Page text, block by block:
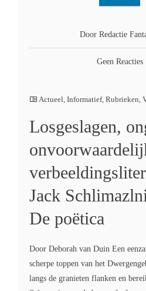
Door Redactie
Geen Reacties
Actueel Informatief, Rubrieken
Losgeslagen,
Jack
De poëtica
Door Deborah van Duin Een
scherpe toppen van het
langs de granieten flanken en